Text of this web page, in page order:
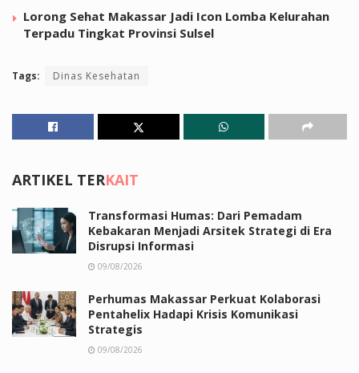
Lorong Sehat Makassar Jadi Icon Lomba Kelurahan
Terpadu Tingkat Provinsi Sulsel
Tags: Dinas Kesehatan
ARTIKEL TERKAIT
Transformasi Humas: Dari Pemadam
Kebakaran Menjadi Arsitek Strategi di Era
Disrupsi Informasi
09/08/2026
Perhumas Makassar Perkuat Kolaborasi
Pentahelix Hadapi Krisis Komunikasi
Strategis
09/08/2026